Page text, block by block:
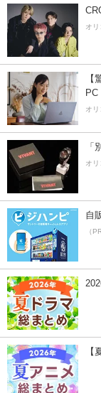
オ
PC
オ
「
オ
自
（